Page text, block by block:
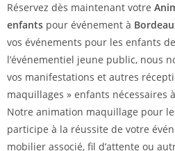
Réservez dès maintenant votre
enfants pour événement à
vos événements pour les enfants
l’événementiel jeune public, nous
vos manifestations et autres
maquillages » enfants nécessaires
Notre animation maquillage pour
participe à la réussite de votre
mobilier associé, fil d’attente ou